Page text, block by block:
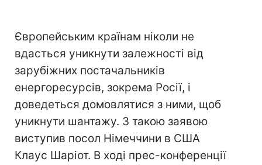
Європейським країнам ніколи не
вдасться уникнути залежності від
зарубіжних постачальників
енергоресурсів, зокрема Росії, і
доведеться домовлятися з ними, щоб
уникнути шантажу. З такою заявою
виступив посол Німеччини в США
Клаус Шаріот. В ході прес-конференції